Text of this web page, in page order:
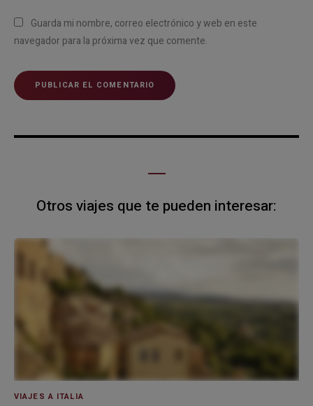
Guarda mi nombre, correo electrónico y web en este
navegador para la próxima vez que comente.
Otros viajes que te pueden interesar:
VIAJES A ITALIA